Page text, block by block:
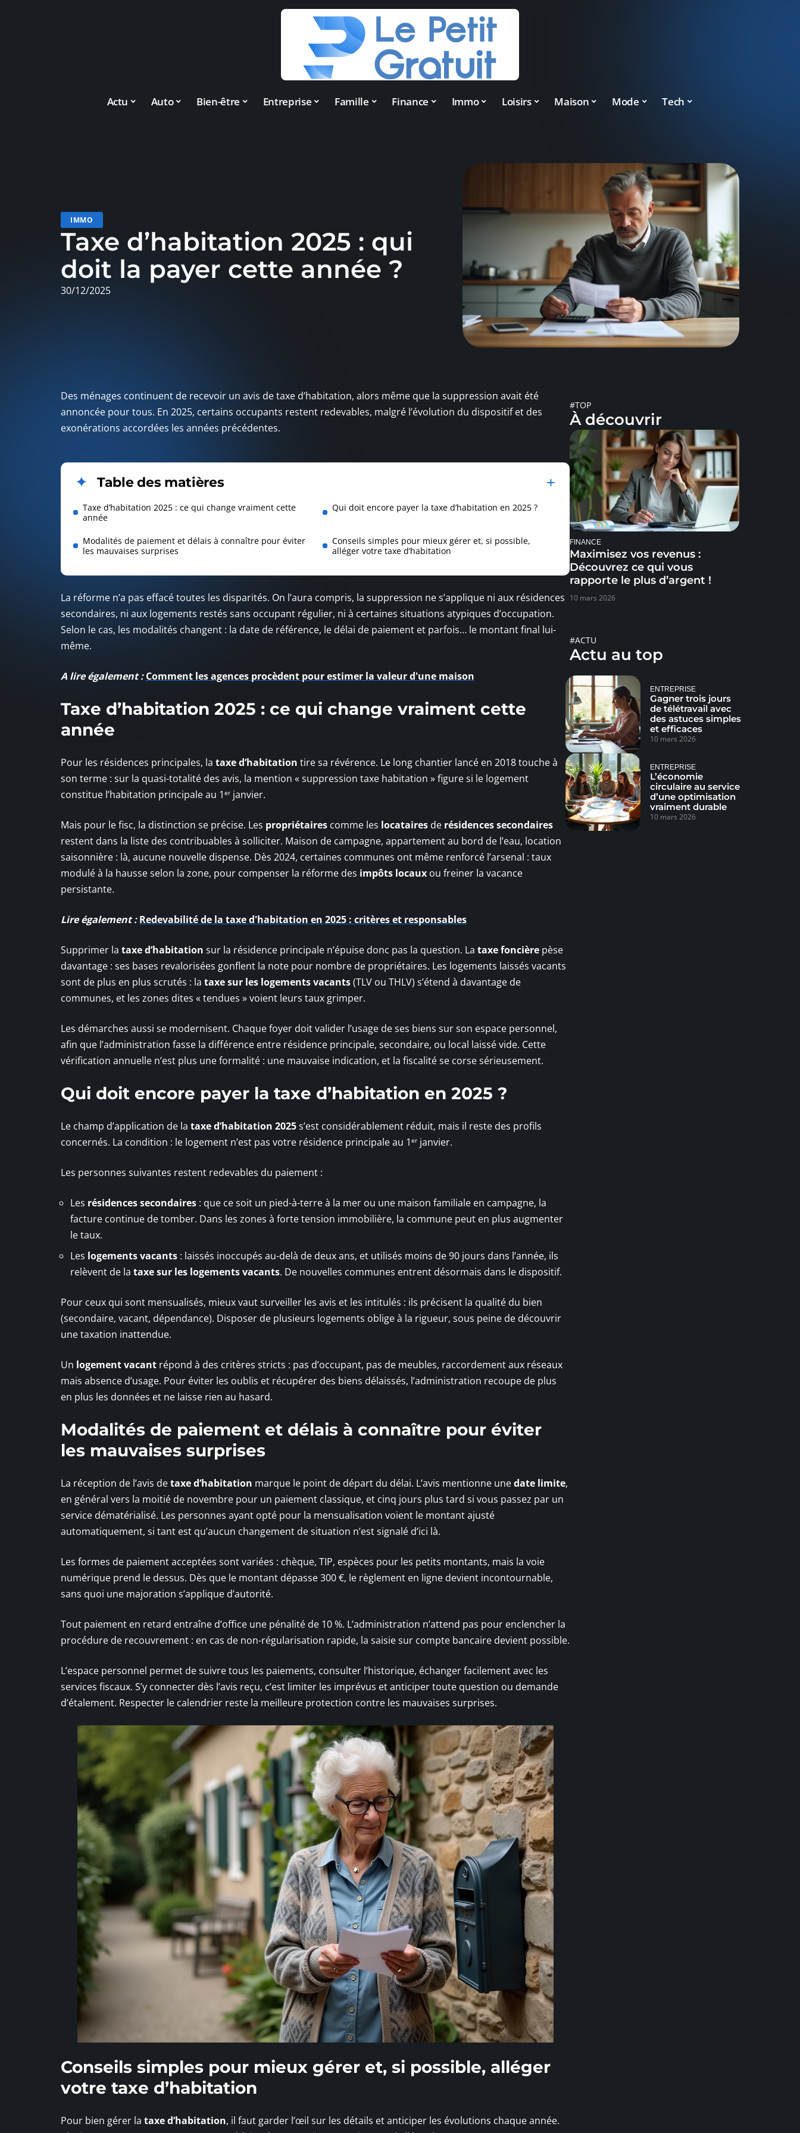
Actu Auto Bien-être Entreprise Famille Finance Immo Loisirs Maison Mode Tech
IMMO
Taxe d’habitation 2025 : qui
doit la payer cette année ?
30/12/2025
Des ménages continuent de recevoir un avis de taxe d’habitation, alors même que la suppression avait été
annoncée pour tous. En 2025, certains occupants restent redevables, malgré l’évolution du dispositif et des
exonérations accordées les années précédentes.
Table des matières
Taxe d’habitation 2025 : ce qui change vraiment cette
année
Qui doit encore payer la taxe d’habitation en 2025 ?
Modalités de paiement et délais à connaître pour éviter
les mauvaises surprises
Conseils simples pour mieux gérer et, si possible,
alléger votre taxe d’habitation
La réforme n’a pas effacé toutes les disparités. On l’aura compris, la suppression ne s’applique ni aux résidences
secondaires, ni aux logements restés sans occupant régulier, ni à certaines situations atypiques d’occupation.
Selon le cas, les modalités changent : la date de référence, le délai de paiement et parfois… le montant final lui-
même.
A lire également : Comment les agences procèdent pour estimer la valeur d'une maison
Taxe d’habitation 2025 : ce qui change vraiment cette
année
Pour les résidences principales, la taxe d’habitation tire sa révérence. Le long chantier lancé en 2018 touche à
son terme : sur la quasi-totalité des avis, la mention « suppression taxe habitation » figure si le logement
constitue l’habitation principale au 1ᵉʳ janvier.
Mais pour le fisc, la distinction se précise. Les propriétaires comme les locataires de résidences secondaires
restent dans la liste des contribuables à solliciter. Maison de campagne, appartement au bord de l’eau, location
saisonnière : là, aucune nouvelle dispense. Dès 2024, certaines communes ont même renforcé l’arsenal : taux
modulé à la hausse selon la zone, pour compenser la réforme des impôts locaux ou freiner la vacance
persistante.
Lire également : Redevabilité de la taxe d'habitation en 2025 : critères et responsables
Supprimer la taxe d’habitation sur la résidence principale n’épuise donc pas la question. La taxe foncière pèse
davantage : ses bases revalorisées gonflent la note pour nombre de propriétaires. Les logements laissés vacants
sont de plus en plus scrutés : la taxe sur les logements vacants(TLV ou THLV) s’étend à davantage de
communes, et les zones dites « tendues » voient leurs taux grimper.
Les démarches aussi se modernisent. Chaque foyer doit valider l’usage de ses biens sur son espace personnel,
afin que l’administration fasse la différence entre résidence principale, secondaire, ou local laissé vide. Cette
vérification annuelle n’est plus une formalité : une mauvaise indication, et la fiscalité se corse sérieusement.
Qui doit encore payer la taxe d’habitation en 2025 ?
Le champ d’application de la taxe d’habitation 2025s’est considérablement réduit, mais il reste des profils
concernés. La condition : le logement n’est pas votre résidence principale au 1ᵉʳ janvier.
Les personnes suivantes restent redevables du paiement :
Les résidences secondaires : que ce soit un pied-à-terre à la mer ou une maison familiale en campagne, la
facture continue de tomber. Dans les zones à forte tension immobilière, la commune peut en plus augmenter
le taux.
Les logements vacants : laissés inoccupés au-delà de deux ans, et utilisés moins de 90 jours dans l’année, ils
relèvent de la taxe sur les logements vacants. De nouvelles communes entrent désormais dans le dispositif.
Pour ceux qui sont mensualisés, mieux vaut surveiller les avis et les intitulés : ils précisent la qualité du bien
(secondaire, vacant, dépendance). Disposer de plusieurs logements oblige à la rigueur, sous peine de découvrir
une taxation inattendue.
Un logement vacant répond à des critères stricts : pas d’occupant, pas de meubles, raccordement aux réseaux
mais absence d’usage. Pour éviter les oublis et récupérer des biens délaissés, l’administration recoupe de plus
en plus les données et ne laisse rien au hasard.
Modalités de paiement et délais à connaître pour éviter
les mauvaises surprises
La réception de l’avis detaxe d’habitation marque le point de départ du délai. L’avis mentionne unedate limite,
en général vers la moitié de novembre pour un paiement classique, et cinq jours plus tard si vous passez par un
service dématérialisé. Les personnes ayant opté pour la mensualisation voient le montant ajusté
automatiquement, si tant est qu’aucun changement de situation n’est signalé d’ici là.
Les formes de paiement acceptées sont variées : chèque, TIP, espèces pour les petits montants, mais la voie
numérique prend le dessus. Dès que le montant dépasse 300 €, le règlement en ligne devient incontournable,
sans quoi une majoration s’applique d’autorité.
Tout paiement en retard entraîne d’office une pénalité de 10 %. L’administration n’attend pas pour enclencher la
procédure de recouvrement : en cas de non-régularisation rapide, la saisie sur compte bancaire devient possible.
L’espace personnel permet de suivre tous les paiements, consulter l’historique, échanger facilement avec les
services fiscaux. S’y connecter dès l’avis reçu, c’est limiter les imprévus et anticiper toute question ou demande
d’étalement. Respecter le calendrier reste la meilleure protection contre les mauvaises surprises.
Conseils simples pour mieux gérer et, si possible, alléger
votre taxe d’habitation
Pour bien gérer la taxe d’habitation, il faut garder l’œil sur les détails et anticiper les évolutions chaque année.
#TOP
À découvrir
FINANCE
Maximisez vos revenus :
Découvrez ce qui vous
rapporte le plus d’argent !
10 mars 2026
#ACTU
Actu au top
ENTREPRISE
Gagner trois jours
de télétravail avec
des astuces simples
et efficaces
10 mars 2026
ENTREPRISE
L’économie
circulaire au service
d’une optimisation
vraiment durable
10 mars 2026